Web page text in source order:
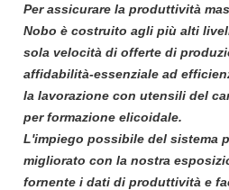
Per assicurare la produttività
Nobo è costruito agli più alti
sola velocità di offerte di
affidabilità-essenziale ad
la lavorazione con utensili del
per formazione elicoidale.
L'impiego possibile del sistema
migliorato con la nostra
fornente i dati di produttività e